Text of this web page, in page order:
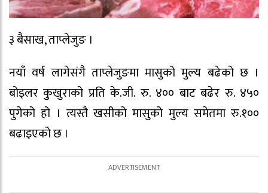
३ बैसाख, ताप्लेजुङ ।
नयाँ वर्ष लागेसंगै ताप्लेजुङमा मासुको मुल्य बढेको छ ।
बोइलर कुुखुराको प्रति के.जी. रु. ४०० बाट बढेर रु. ४५०
पुगेको हो । त्यस्तै खसीको मासुको मुल्य समेतमा रु.१००
बढाइएको छ ।